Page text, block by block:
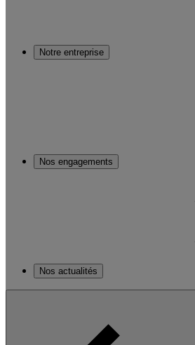
Notre entreprise
Nos engagements
Nos actualités